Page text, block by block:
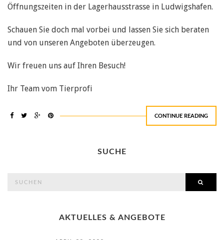
Öffnungszeiten in der Lagerhausstrasse in Ludwigshafen.
Schauen Sie doch mal vorbei und lassen Sie sich beraten
und von unseren Angeboten überzeugen.
Wir freuen uns auf Ihren Besuch!
Ihr Team vom Tierprofi
CONTINUE READING
SUCHE
AKTUELLES & ANGEBOTE